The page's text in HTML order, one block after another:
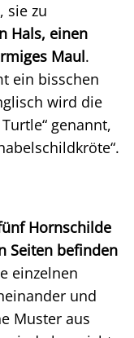
sie zu
Hals, einen
Maul.
ein bisschen
wird die
genannt,
Hornschilde
Seiten befinden
einzelnen
und
Muster aus